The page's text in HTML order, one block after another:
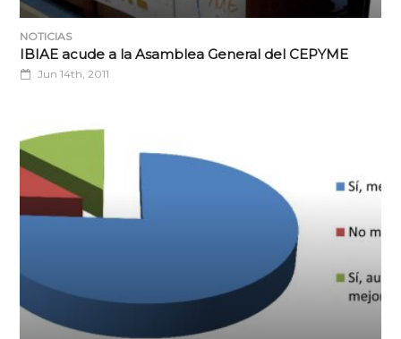
NOTICIAS
IBIAE acude a la Asamblea General del CEPYME
Jun 14th, 2011